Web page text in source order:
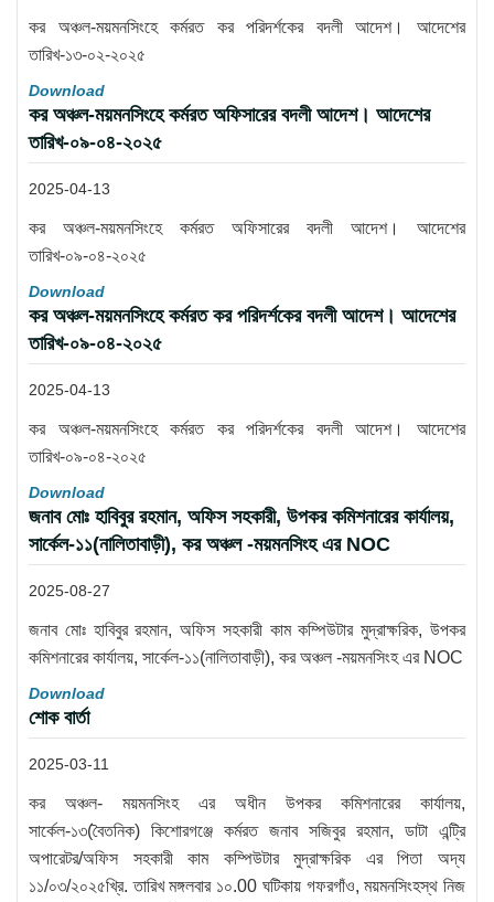
কর অঞ্চল-ময়মনসিংহে কর্মরত কর পরিদর্শকের বদলী আদেশ। আদেশের
তারিখ-১৩-০২-২০২৫
Download
কর অঞ্চল-ময়মনসিংহে কর্মরত অফিসারের বদলী আদেশ। আদেশের
তারিখ-০৯-০৪-২০২৫
2025-04-13
কর অঞ্চল-ময়মনসিংহে কর্মরত অফিসারের বদলী আদেশ। আদেশের
তারিখ-০৯-০৪-২০২৫
Download
কর অঞ্চল-ময়মনসিংহে কর্মরত কর পরিদর্শকের বদলী আদেশ। আদেশের
তারিখ-০৯-০৪-২০২৫
2025-04-13
কর অঞ্চল-ময়মনসিংহে কর্মরত কর পরিদর্শকের বদলী আদেশ। আদেশের
তারিখ-০৯-০৪-২০২৫
Download
জনাব মোঃ হাবিবুর রহমান, অফিস সহকারী, উপকর কমিশনারের কার্যালয়,
সার্কেল-১১(নালিতাবাড়ী), কর অঞ্চল -ময়মনসিংহ এর NOC
2025-08-27
জনাব মোঃ হাবিবুর রহমান, অফিস সহকারী কাম কম্পিউটার মুদ্রাক্ষরিক, উপকর
কমিশনারের কার্যালয়, সার্কেল-১১(নালিতাবাড়ী), কর অঞ্চল -ময়মনসিংহ এর NOC
Download
শোক বার্তা
2025-03-11
কর অঞ্চল- ময়মনসিংহ এর অধীন উপকর কমিশনারের কার্যালয়,
সার্কেল-১৩(বৈতনিক) কিশোরগঞ্জে কর্মরত জনাব সজিবুর রহমান, ডাটা এন্ট্রি
অপারেটর/অফিস সহকারী কাম কম্পিউটার মুদ্রাক্ষরিক এর পিতা অদ্য
১১/০৩/২০২৫খ্রি. তারিখ মঙ্গলবার ১০.00 ঘটিকায় গফরগাঁও, ময়মনসিংহস্থ নিজ